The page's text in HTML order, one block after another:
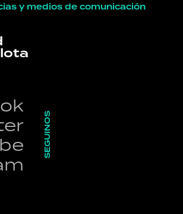
y medios de comunicación
SEGUINOS